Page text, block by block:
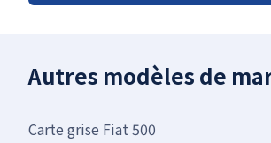
Autres modèles de
Carte grise Fiat 500